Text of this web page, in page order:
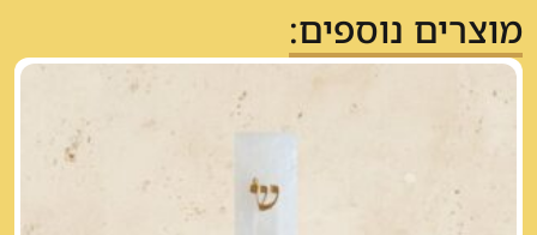
מוצרים נוספים: